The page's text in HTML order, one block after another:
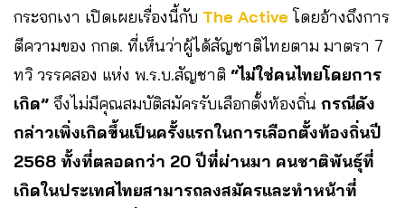
กระจกเงา เปิดเผยเรื่องนี้กับ The Active โดยอ้างถึงการ
ตีความของ กกต. ที่เห็นว่าผู้ได้สัญชาติไทยตาม มาตรา 7
ทวิ วรรคสอง แห่ง พ.ร.บ.สัญชาติ “ไม่ใช่คนไทยโดยการ
เกิด” จึงไม่มีคุณสมบัติสมัครรับเลือกตั้งท้องถิ่น กรณีดัง
กล่าวเพิ่งเกิดขึ้นเป็นครั้งแรกในการเลือกตั้งท้องถิ่นปี
2568 ทั้งที่ตลอดกว่า 20 ปีที่ผ่านมา คนชาติพันธุ์ที่
เกิดในประเทศไทยสามารถลงสมัครและทำหน้าที่